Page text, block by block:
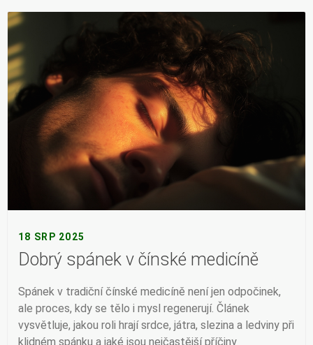
18 SRP 2025
Dobrý spánek v čínské medicíně
Spánek v tradiční čínské medicíně není jen odpočinek,
ale proces, kdy se tělo i mysl regenerují. Článek
vysvětluje, jakou roli hrají srdce, játra, slezina a ledviny při
klidném spánku a jaké jsou nejčastější příčiny